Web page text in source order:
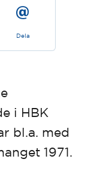
Dela
i HBK
bl.a. med
1971.